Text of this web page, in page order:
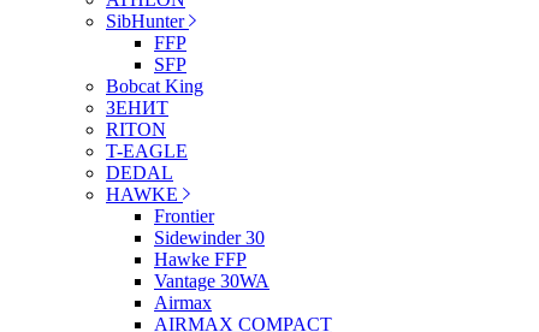
SibHunter
FFP
SFP
Bobcat King
ЗЕНИТ
RITON
T-EAGLE
DEDAL
HAWKE
Frontier
Sidewinder 30
Hawke FFP
Vantage 30WA
Airmax
AIRMAX COMPACT